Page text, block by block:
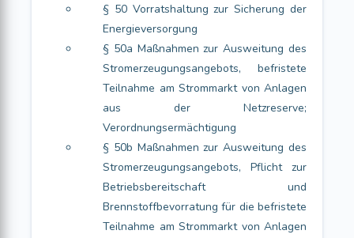
§ 50 Vorratshaltung zur Sicherung der
Energieversorgung
§ 50a Maßnahmen zur Ausweitung des
Stromerzeugungsangebots, befristete
Teilnahme am Strommarkt von Anlagen
aus der Netzreserve;
Verordnungsermächtigung
§ 50b Maßnahmen zur Ausweitung des
Stromerzeugungsangebots, Pflicht zur
Betriebsbereitschaft und
Brennstoffbevorratung für die befristete
Teilnahme am Strommarkt von Anlagen